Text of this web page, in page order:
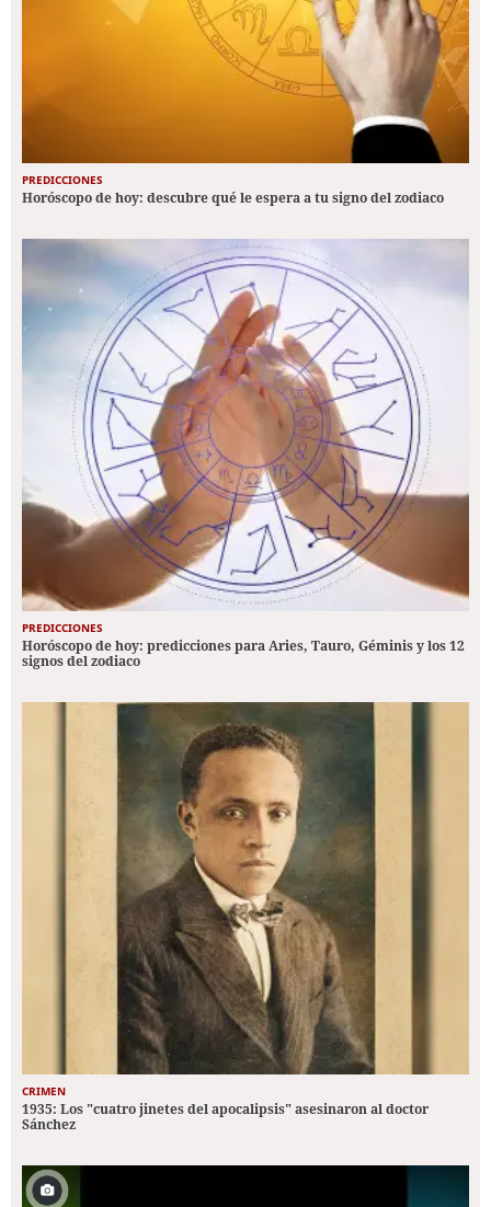
PREDICCIONES
Horóscopo de hoy: descubre qué le espera a tu signo del zodiaco
PREDICCIONES
Horóscopo de hoy: predicciones para Aries, Tauro, Géminis y los 12
signos del zodiaco
CRIMEN
1935: Los "cuatro jinetes del apocalipsis" asesinaron al doctor
Sánchez